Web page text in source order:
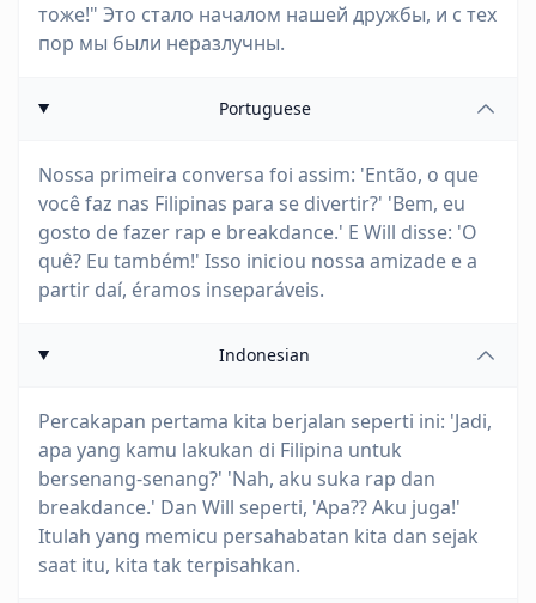
тоже!" Это стало началом нашей дружбы, и с тех
пор мы были неразлучны.
Portuguese
Nossa primeira conversa foi assim: 'Então, o que
você faz nas Filipinas para se divertir?' 'Bem, eu
gosto de fazer rap e breakdance.' E Will disse: 'O
quê? Eu também!' Isso iniciou nossa amizade e a
partir daí, éramos inseparáveis.
Indonesian
Percakapan pertama kita berjalan seperti ini: 'Jadi,
apa yang kamu lakukan di Filipina untuk
bersenang-senang?' 'Nah, aku suka rap dan
breakdance.' Dan Will seperti, 'Apa?? Aku juga!'
Itulah yang memicu persahabatan kita dan sejak
saat itu, kita tak terpisahkan.